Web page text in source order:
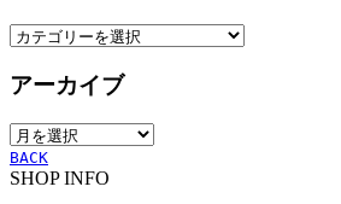
カ
ゴ
ー
アーカイブ
ア
ー
カ
BACK
SHOP INFO